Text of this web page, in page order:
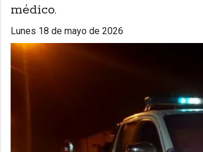
médico.
lunes 18 de mayo de 2026